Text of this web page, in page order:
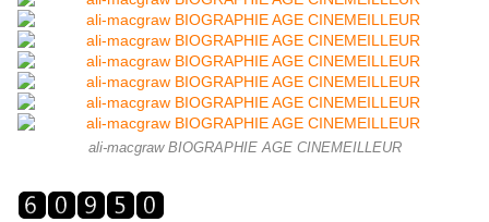
ali-macgraw BIOGRAPHIE AGE CINEMEILLEUR